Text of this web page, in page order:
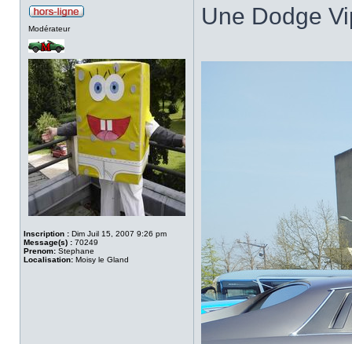
Modérateur
Inscription : Dim Juil 15, 2007 9:26 pm
Message(s) : 70249
Prenom: Stephane
Localisation: Moisy le Gland
Une Dodge